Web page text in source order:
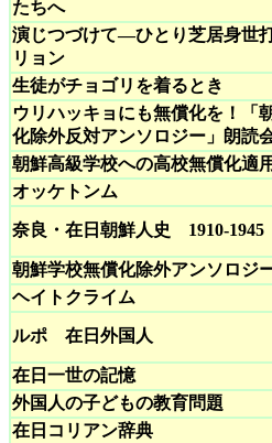
たちへ
演じつづけて―ひとり芝居身世
リョン
生徒がチョゴリを着るとき
ウリハッキョにも無償化を！「
化除外反対アンソロジー」朗読
朝鮮高級学校への高校無償化適
オッケトンム
奈良・在日朝鮮人史 1910-1945
朝鮮学校無償化除外アンソロジ
ヘイトクライム
ルポ 在日外国人
在日一世の記憶
外国人の子どもの教育問題
在日コリアン辞典